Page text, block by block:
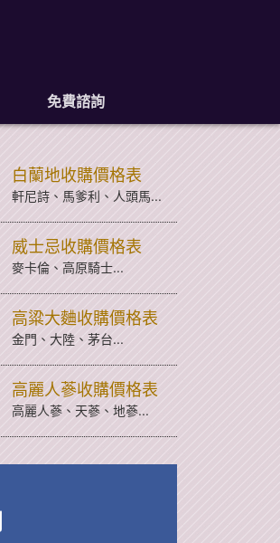
免費諮詢
白蘭地收購價格表
軒尼詩、馬爹利、人頭馬...
威士忌收購價格表
麥卡倫、高原騎士...
高粱大麯收購價格表
金門、大陸、茅台...
高麗人蔘收購價格表
高麗人蔘、天蔘、地蔘...